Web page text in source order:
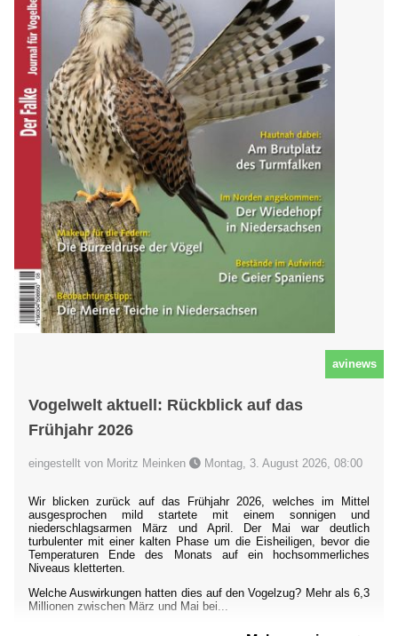
avinews
Vogelwelt aktuell: Rückblick auf das
Frühjahr 2026
eingestellt von Moritz Meinken Montag, 3. August 2026, 08:00
Wir blicken zurück auf das Frühjahr 2026, welches im Mittel
ausgesprochen mild startete mit einem sonnigen und
niederschlagsarmen März und April. Der Mai war deutlich
turbulenter mit einer kalten Phase um die Eisheiligen, bevor die
Temperaturen Ende des Monats auf ein hochsommerliches
Niveaus kletterten.
Welche Auswirkungen hatten dies auf den Vogelzug? Mehr als 6,3
Millionen zwischen März und Mai bei...